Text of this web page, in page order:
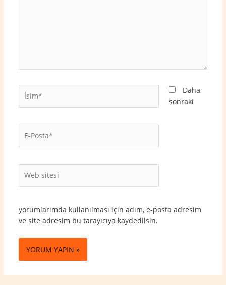
İsim*
Posta*
sitesi
Daha
sonraki
yorumlarımda kullanılması için adım, e-posta adresim
ve site adresim bu tarayıcıya kaydedilsin.